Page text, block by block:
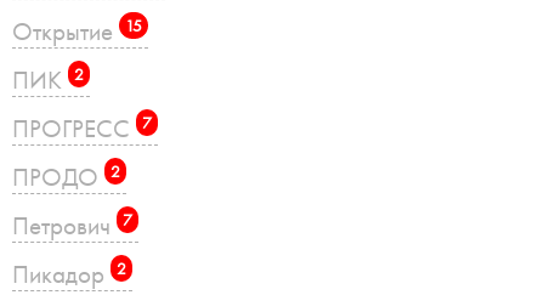
Открытие 15
ПИК 2
ПРОГРЕСС 7
ПРОДО 2
Петрович 7
Пикадор 2